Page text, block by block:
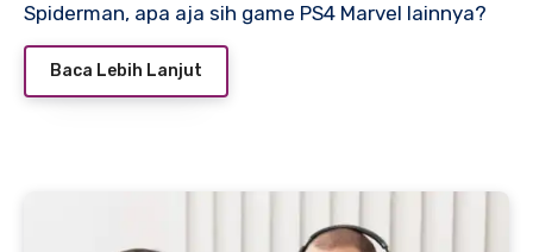
Spiderman, apa aja sih game PS4 Marvel lainnya?
Baca Lebih Lanjut